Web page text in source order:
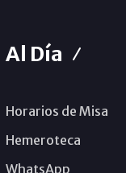
Al Día
Horarios de Misa
Hemeroteca
WhatsApp